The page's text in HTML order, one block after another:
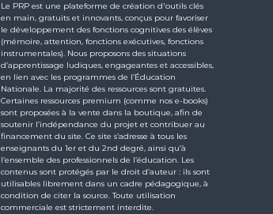
Le PRP est une plateforme de création d'outils clés
en main, gratuits et innovants, conçus pour favoriser
le développement des fonctions cognitives des élèves
(mémoire, attention, fonctions exécutives, fonctions
instrumentales). Nous proposons des situations
d’apprentissage ludiques, engageantes et accessibles,
en lien avec les programmes de l’Éducation
Nationale. La majorité des ressources sont gratuites.
Certaines ressources premium (comme nos e-books)
sont proposées à la vente dans la boutique, afin de
soutenir l’indépendance du projet et contribuer au
financement du site. Ce site s’adresse à tous les
enseignants du 1er et du 2nd degré, ainsi qu’à
l’ensemble des professionnels de l’éducation. Les
contenus sont protégés par le droit d’auteur : ils sont
utilisables librement dans un cadre pédagogique, à
condition de citer la source. Toute utilisation
commerciale est strictement interdite.